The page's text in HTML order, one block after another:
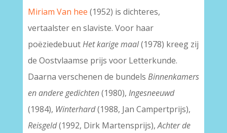
Miriam Van hee (1952) is dichteres,
vertaalster en slaviste. Voor haar
poëziedebuutHet karige maal(1978) kreeg zij
de Oostvlaamse prijs voor Letterkunde.
Daarna verschenen de bundels Binnenkamers
en andere gedichten(1980), Ingesneeuwd
(1984), Winterhard(1988, Jan Campertprijs),
Reisgeld(1992, Dirk Martensprijs),Achter de